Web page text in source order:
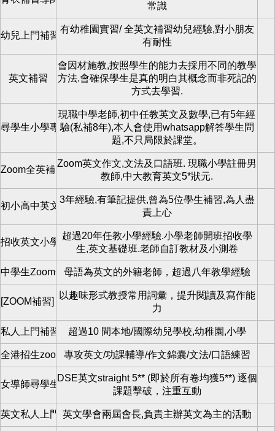
常識
幼兒上門補習
有幼稚園實習/ 全英文補習幼兒經驗,對小朋友
有耐性
英文補習
會因材施教,按照學生的能力去採用不同的教學
方法.會確保學生是真的明白其概念而非死記的
方式去學習.
尋學生小學專科/全科/初中英數
現職中學老師,初中任教英文及數學,已有5年經
驗(私補8年),本人會使用whatsapp解答學生問
題,不只局限於課堂。
Zoom全英補習
Zoom英文作文,文法及口語班. 現職小學註冊男
教師,中大教育英文5*狀元.
初小高中英文補習老師
3年經驗,有筆記提供,曾為5位學生補習,為人盡
責上心
招收英文小學生
超過20年任教小學經驗.小學老師開班招收學
生,英文基礎班.老師自訂教材及小測卷
中學生Zoom一對一教學母語為英文的外籍老師，超過八年教學經驗
[ZOOM補習] 網上英文班招生
以趣味形式教授常用詞彙，提升閱讀及寫作能
力
私人上門補習 超過10 間本地/國際幼兒學校,幼稚園,小學
全港招生zoom教學專攻英文/功課輔導/作文錦囊/文法/口語練習
女導師尋學生
DSE英文straight 5** (即於所有卷均獲5**) 逐個
課題擊破，注重互動
英文私人上門補習英文學會兩屆會長,負責主辦英文為主的活動